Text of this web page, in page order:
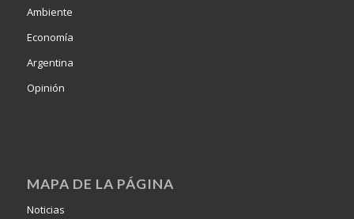
Ambiente
Economía
Argentina
Opinión
MAPA DE LA PÁGINA
Noticias